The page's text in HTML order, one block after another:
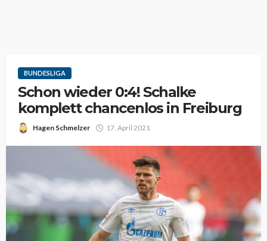
BUNDESLIGA
Schon wieder 0:4! Schalke
komplett chancenlos in Freiburg
Hagen Schmelzer 17. April 2021